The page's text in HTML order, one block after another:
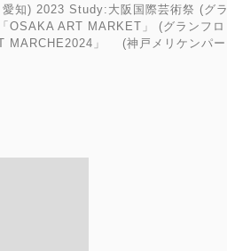
知) 2023 Study:大阪国際芸術祭 (グラ
OSAKA ART MARKET」 (グランフロ
MARCHE2024」 (神戸メリケンパー